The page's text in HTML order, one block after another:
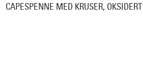
CAPESPENNE MED KRUSER, OKSIDERT